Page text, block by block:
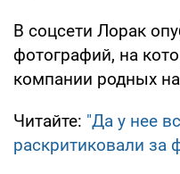
В соцсети Лорак
фотографий, на
компании родных
Читайте: "Да у нее
раскритиковали за